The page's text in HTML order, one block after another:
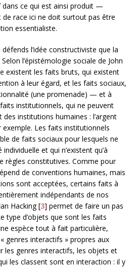
ce qui est ainsi produit —
race ici ne doit surtout pas être
essentialiste.
l’idée constructiviste que la
l’épistémologie sociale de John
existent les faits bruts, qui existent
à leur égard, et les faits sociaux,
(une promenade) — et à
institutionnels, qui ne peuvent
institutions humaines : l’argent
Les faits institutionnels
de faits sociaux pour lesquels ne
et qui n’existent qu’à
règles constitutives. Comme pour
de conventions humaines, mais
sont acceptées, certains faits à
indépendants de nos
Hacking [3] permet de faire un pas
type d’objets que sont les faits
espèce tout à fait particulière,
genres interactifs » propres aux
les genres interactifs, les objets et
les classent sont en interaction : il y